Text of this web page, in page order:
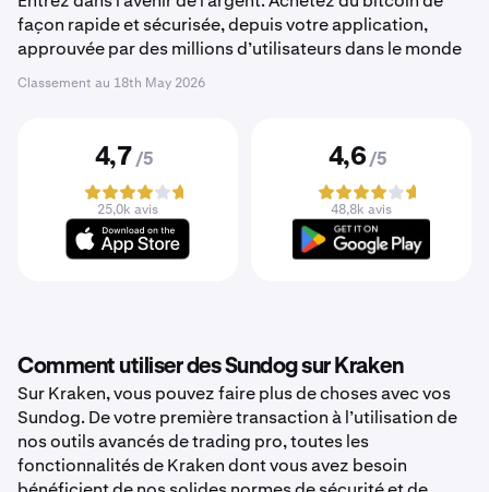
façon rapide et sécurisée, depuis votre application,
approuvée par des millions d’utilisateurs dans le monde
Classement au 18th May 2026
4,7 /5
25,0k avis
4,6 /5
48,8k avis
Comment utiliser des Sundog sur Kraken
Sur Kraken, vous pouvez faire plus de choses avec vos
Sundog. De votre première transaction à l’utilisation de
nos outils avancés de trading pro, toutes les
fonctionnalités de Kraken dont vous avez besoin